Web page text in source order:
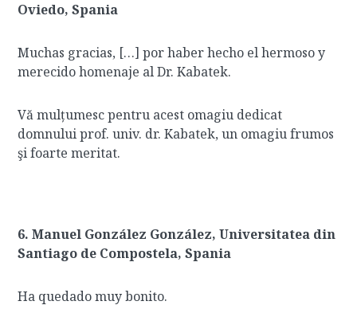
Oviedo, Spania
Muchas gracias, […] por haber hecho el hermoso y
merecido homenaje al Dr. Kabatek.
Vă mulțumesc pentru acest omagiu dedicat
domnului prof. univ. dr. Kabatek, un omagiu frumos
şi foarte meritat.
6. Manuel González González, Universitatea din
Santiago de Compostela, Spania
Ha quedado muy bonito.